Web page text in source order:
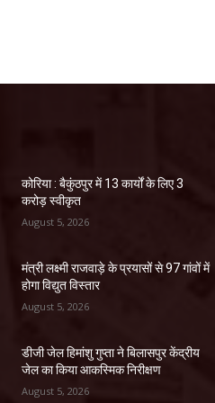
कोरिया : बैकुंठपुर में 13 कार्यों के लिए 3
करोड़ स्वीकृत
August 5, 2026
मंत्री लक्ष्मी राजवाड़े के प्रयासों से 97 गांवों में
होगा विद्युत विस्तार
August 5, 2026
डीजी जेल हिमांशु गुप्ता ने बिलासपुर केंद्रीय
जेल का किया आकस्मिक निरीक्षण
August 5, 2026